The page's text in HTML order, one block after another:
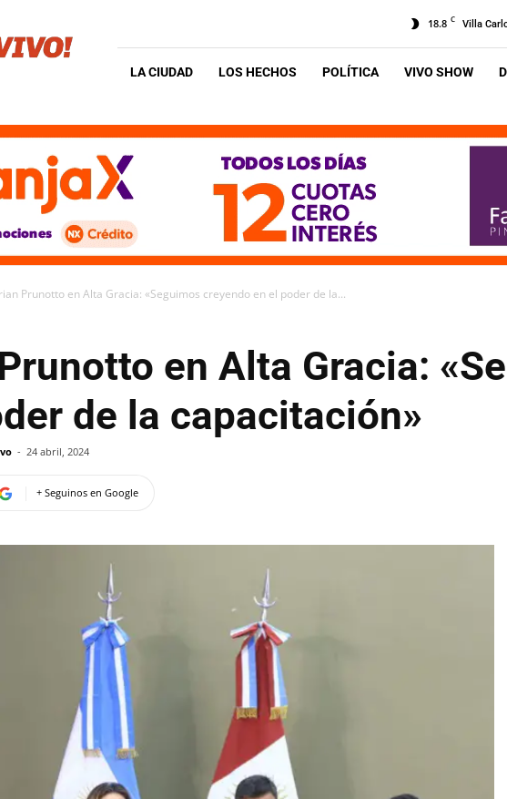
18.8 C Villa
LA CIUDAD LOS HECHOS POLÍTICA VIVO SHOW
Prunotto en Alta Gracia: «Seguimos creyendo en el poder de la...
en Alta Gracia:
de la capacitación»
- 24 abril, 2024
+ Seguinos en Google